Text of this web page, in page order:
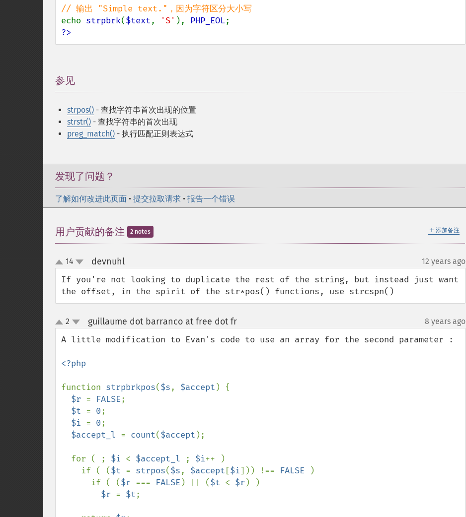
echo strpbrk($text, 'S' ), PHP_EOL
?>
参见
strpos() - 查找字符串首次出现的位置
strstr() - 查找字符串的首次出现
preg_match() - 执行匹配正则表达式
发现了问题？
了解如何改进此页面 • 提交拉取请求 • 报告一个错误
＋ 添加备注
用户贡献的备注 2 notes
up
down
14 devnuhl¶ 12 years ago
If you're not looking to duplicate the rest of the string, but instead just want
the offset, in the spirit of the str*pos() functions, use strcspn()
up
down
2 guillaume dot barranco at free dot fr¶ 8 years ago
A little modification to Evan's code to use an array for the second parameter :
<?php
function strpbrkpos($s, $accept ) {
$r = FALSE;
$t = 0;
$i = 0;
$accept_l = count($accept );
  for ( ;
$i < $accept_l ; $i++ )
    if ( (
$t = strpos($s, $accept [$i])) !== FALSE
)
      if ( (
$r === FALSE ) || ($t < $r ) )
$r = $t;